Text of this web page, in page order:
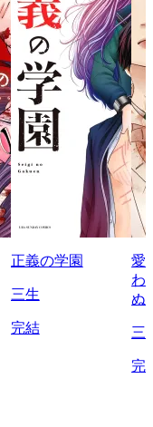
正義の学園
三生
完結
愛
わ
ぬ
三
完